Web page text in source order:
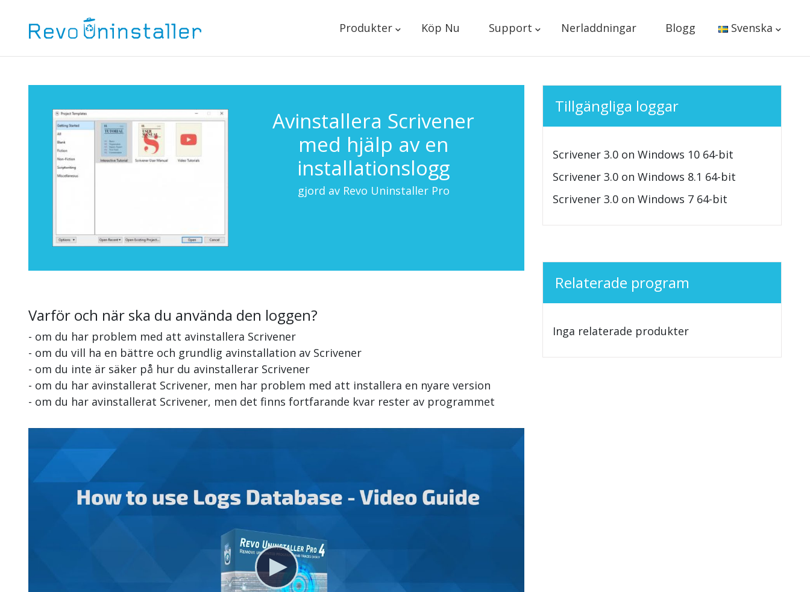
Produkter Köp Nu Support Nerladdningar Blogg Svenska
Avinstallera Scrivener
med hjälp av en
installationslogg
gjord av Revo Uninstaller Pro
Varför och när ska du använda den loggen?
- om du har problem med att avinstallera Scrivener
- om du vill ha en bättre och grundlig avinstallation av Scrivener
- om du inte är säker på hur du avinstallerar Scrivener
- om du har avinstallerat Scrivener, men har problem med att installera en nyare version
- om du har avinstallerat Scrivener, men det finns fortfarande kvar rester av programmet
Tillgängliga loggar
Scrivener 3.0 on Windows 10 64-bit
Scrivener 3.0 on Windows 8.1 64-bit
Scrivener 3.0 on Windows 7 64-bit
Relaterade program
Inga relaterade produkter